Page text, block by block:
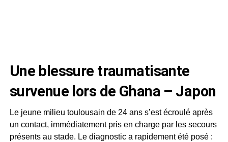
Une blessure traumatisante
survenue lors de Ghana – Japon
Le jeune milieu toulousain de 24 ans s’est écroulé après
un contact, immédiatement pris en charge par les secours
présents au stade. Le diagnostic a rapidement été posé :